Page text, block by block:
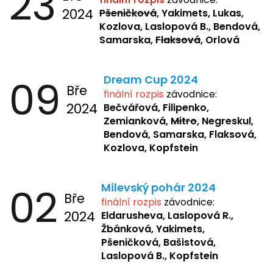
2024 Pšeničková, Yakimets, Lukas,
Kozlova, Laslopová B., Bendová,
Samarska,Flaksová, Orlová
09 Bře
2024
Dream Cup 2024
finální rozpis závodnice:
Bečvářová, Filipenko,
Zemianková,Mitro, Negreskul,
Bendová, Samarska, Flaksová,
Kozlova, Kopfstein
02 Bře
2024
Milevský pohár 2024
finální rozpis závodnice:
Eldarusheva, Laslopová R.,
Žbánková, Yakimets,
Pšeničková, Bašistová,
Laslopová B., Kopfstein